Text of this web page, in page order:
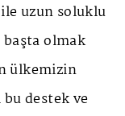
ile uzun soluklu
olmak
ülkemizin
bu destek ve